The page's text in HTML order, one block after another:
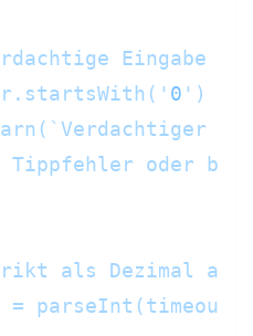
Eingabe
0 ') &&
Tippfehler oder
als Dezimal
=